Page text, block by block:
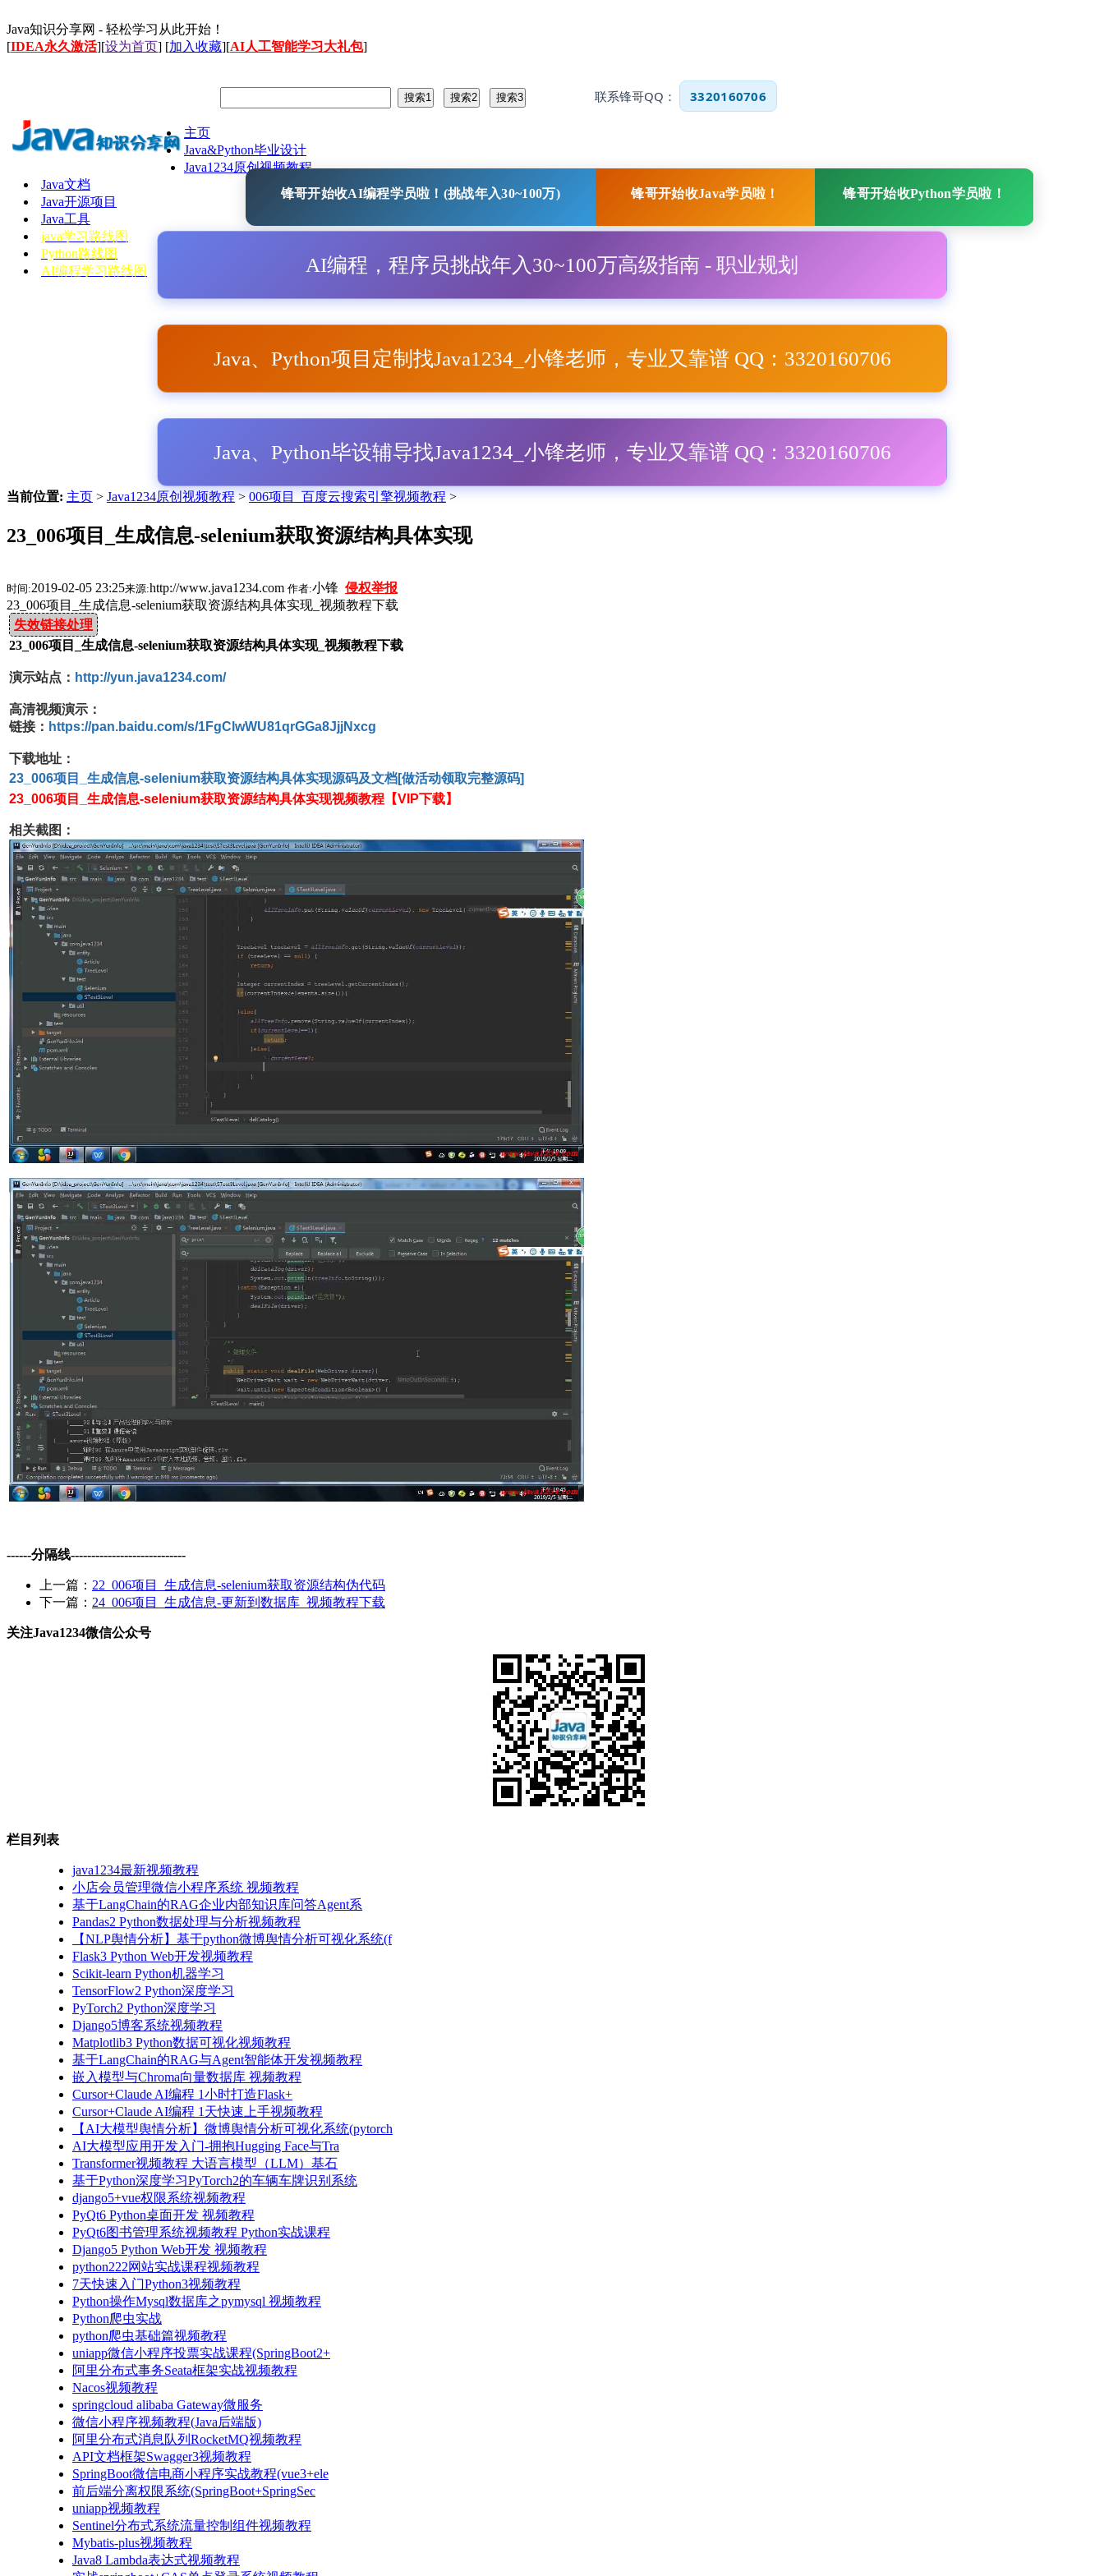
Java知识分享网 - 轻松学习从此开始！
[IDEA永久激活][设为首页] [加入收藏][AI人工智能学习大礼包]
联系锋哥QQ： 3320160706
主页
Java&Python毕业设计
Java1234原创视频教程
Java文档
Java开源项目
Java工具
java学习路线图
Python路线图
AI编程学习路线图
锋哥开始收AI编程学员啦！(挑战年入30~100万) 锋哥开始收Java学员啦！ 锋哥开始收Python学员啦！
AI编程，程序员挑战年入30~100万高级指南 - 职业规划
Java、Python项目定制找Java1234_小锋老师，专业又靠谱 QQ：3320160706
Java、Python毕设辅导找Java1234_小锋老师，专业又靠谱 QQ：3320160706
当前位置: 主页 > Java1234原创视频教程 > 006项目_百度云搜索引擎视频教程 >
23_006项目_生成信息-selenium获取资源结构具体实现
时间:2019-02-05 23:25来源:http://www.java1234.com 作者:小锋 侵权举报
23_006项目_生成信息-selenium获取资源结构具体实现_视频教程下载
失效链接处理
23_006项目_生成信息-selenium获取资源结构具体实现_视频教程下载
演示站点： http://yun.java1234.com/
高清视频演示：
链接： https://pan.baidu.com/s/1FgClwWU81qrGGa8JjjNxcg
下载地址：
23_006项目_ 生成信息-selenium获取资源结构具体实现源码及文档[做活动领取完整源码]
23_006项目_ 生成信息-selenium获取资源结构具体实现视频教程【VIP下载】
相关截图：
------分隔线----------------------------
上一篇： 22_006项目_生成信息-selenium获取资源结构伪代码
下一篇： 24_006项目_生成信息-更新到数据库_视频教程下载
关注Java1234微信公众号
栏目列表
java1234最新视频教程
小店会员管理微信小程序系统 视频教程
基于LangChain的RAG企业内部知识库问答Agent系
Pandas2 Python数据处理与分析视频教程
【NLP舆情分析】基于python微博舆情分析可视化系统(f
Flask3 Python Web开发视频教程
Scikit-learn Python机器学习
TensorFlow2 Python深度学习
PyTorch2 Python深度学习
Django5博客系统视频教程
Matplotlib3 Python数据可视化视频教程
基于LangChain的RAG与Agent智能体开发视频教程
嵌入模型与Chroma向量数据库 视频教程
Cursor+Claude AI编程 1小时打造Flask+
Cursor+Claude AI编程 1天快速上手视频教程
【AI大模型舆情分析】微博舆情分析可视化系统(pytorch
AI大模型应用开发入门-拥抱Hugging Face与Tra
Transformer视频教程 大语言模型（LLM）基石
基于Python深度学习PyTorch2的车辆车牌识别系统
django5+vue权限系统视频教程
PyQt6 Python桌面开发 视频教程
PyQt6图书管理系统视频教程 Python实战课程
Django5 Python Web开发 视频教程
python222网站实战课程视频教程
7天快速入门Python3视频教程
Python操作Mysql数据库之pymysql 视频教程
Python爬虫实战
python爬虫基础篇视频教程
uniapp微信小程序投票实战课程(SpringBoot2+
阿里分布式事务Seata框架实战视频教程
Nacos视频教程
springcloud alibaba Gateway微服务
微信小程序视频教程(Java后端版)
阿里分布式消息队列RocketMQ视频教程
API文档框架Swagger3视频教程
SpringBoot微信电商小程序实战教程(vue3+ele
前后端分离权限系统(SpringBoot+SpringSec
uniapp视频教程
Sentinel分布式系统流量控制组件视频教程
Mybatis-plus视频教程
Java8 Lambda表达式视频教程